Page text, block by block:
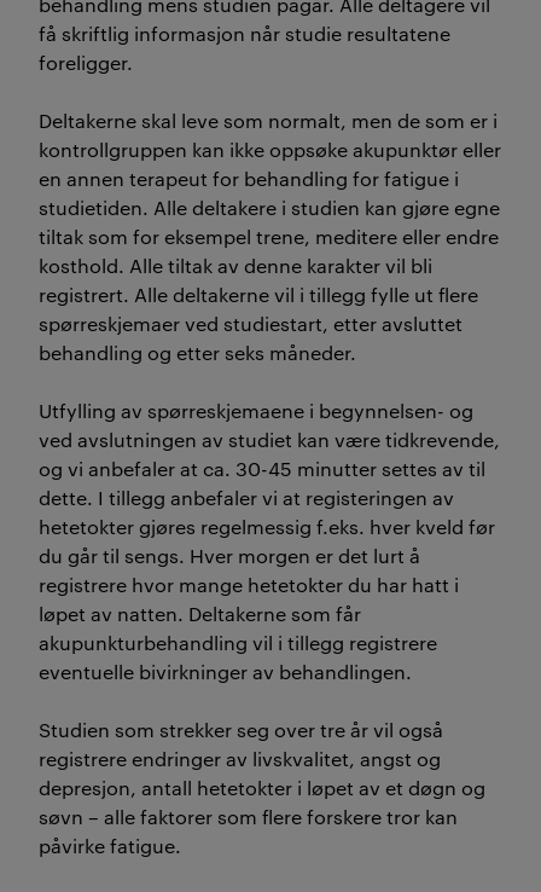
få skriftlig informasjon når studie resultatene
foreligger.
Deltakerne skal leve som normalt, men de som er i
kontrollgruppen kan ikke oppsøke akupunktør eller
en annen terapeut for behandling for fatigue i
studietiden. Alle deltakere i studien kan gjøre egne
tiltak som for eksempel trene, meditere eller endre
kosthold. Alle tiltak av denne karakter vil bli
registrert. Alle deltakerne vil i tillegg fylle ut flere
spørreskjemaer ved studiestart, etter avsluttet
behandling og etter seks måneder.
Utfylling av spørreskjemaene i begynnelsen- og
ved avslutningen av studiet kan være tidkrevende,
og vi anbefaler at ca. 30-45 minutter settes av til
dette. I tillegg anbefaler vi at registeringen av
hetetokter gjøres regelmessig f.eks. hver kveld før
du går til sengs. Hver morgen er det lurt å
registrere hvor mange hetetokter du har hatt i
løpet av natten. Deltakerne som får
akupunkturbehandling vil i tillegg registrere
eventuelle bivirkninger av behandlingen.
Studien som strekker seg over tre år vil også
registrere endringer av livskvalitet, angst og
depresjon, antall hetetokter i løpet av et døgn og
søvn – alle faktorer som flere forskere tror kan
påvirke fatigue.